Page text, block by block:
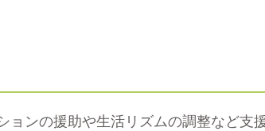
ョンの援助や生活リズムの調整など支